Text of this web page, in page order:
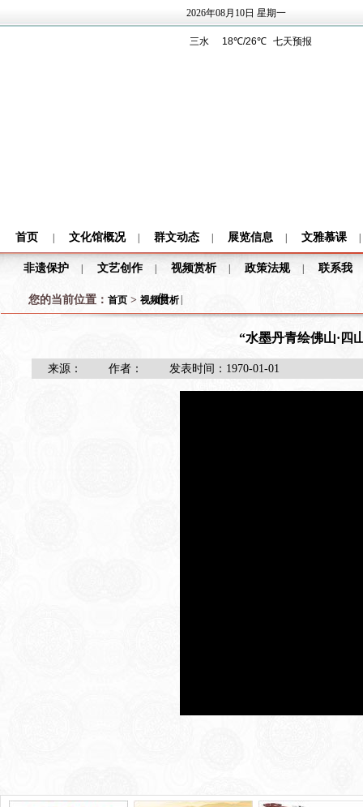
2026年08月10日 星期一
首页 文化馆概况 群文动态 展览信息 文雅慕课
非遗保护 文艺创作 视频赏析 政策法规 联系我
们
您的当前位置： 首页 > 视频赏析
“水墨丹青绘佛山·四
来源： 作者： 发表时间： 1970-01-01